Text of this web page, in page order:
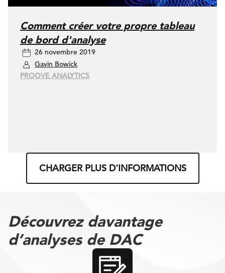
Comment créer votre propre tableau
de bord d'analyse
26 novembre 2019
Gavin Bowick
PROOVE ANALYTICS
CHARGER PLUS D'INFORMATIONS
Découvrez davantage
d’analyses de DAC